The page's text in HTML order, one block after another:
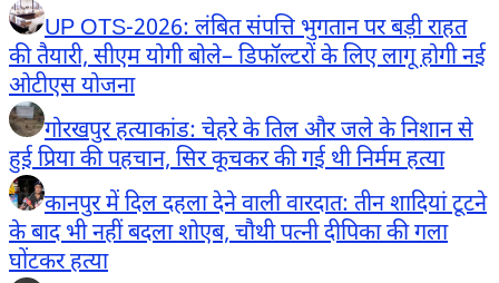
UP OTS-2026: लंबित संपत्ति भुगतान पर बड़ी राहत
की तैयारी, सीएम योगी बोले– डिफॉल्टरों के लिए लागू होगी नई
ओटीएस योजना
गोरखपुर हत्याकांड: चेहरे के तिल और जले के निशान से
हुई प्रिया की पहचान, सिर कूचकर की गई थी निर्मम हत्या
कानपुर में दिल दहला देने वाली वारदात: तीन शादियां टूटने
के बाद भी नहीं बदला शोएब, चौथी पत्नी दीपिका की गला
घोंटकर हत्या